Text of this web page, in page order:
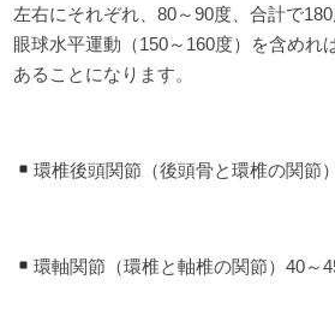
左右にそれぞれ、80～90度、合計で180
眼球水平運動（150～160度）を含めれ
あることになります。
環椎後頭関節（後頭骨と環椎の関節
環軸関節（環椎と軸椎の関節）40～